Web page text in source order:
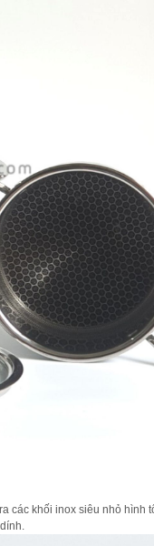
các khối inox siêu nhỏ hình